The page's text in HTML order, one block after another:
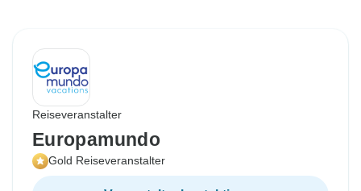
Reiseveranstalter
Europamundo
Gold Reiseveranstalter